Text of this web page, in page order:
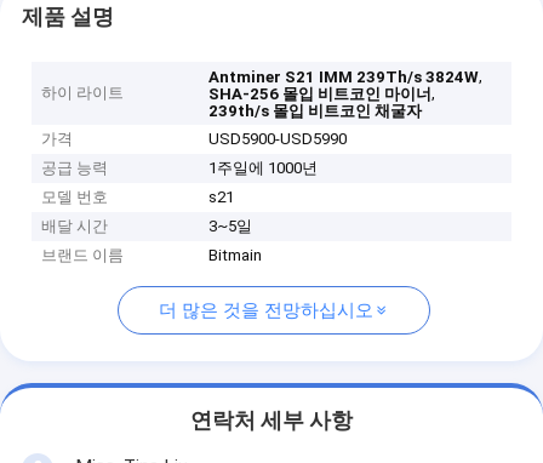
제품 설명
하이 라이트
Antminer S21 IMM 239Th/s 3824W,
SHA-256 몰입 비트코인 마이너,
239th/s 몰입 비트코인 채굴자
가격
USD5900-USD5990
공급 능력
1주일에 1000년
모델 번호
s21
배달 시간
3~5일
브랜드 이름
Bitmain
더 많은 것을 전망하십시오
연락처 세부 사항